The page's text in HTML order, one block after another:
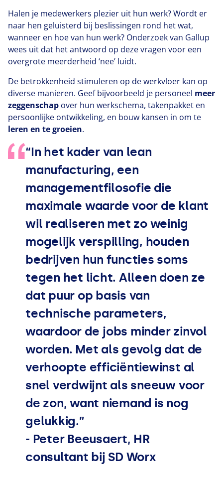
Halen je medewerkers plezier uit hun werk? Wordt er
naar hen geluisterd bij beslissingen rond het wat,
wanneer en hoe van hun werk? Onderzoek van Gallup
wees uit dat het antwoord op deze vragen voor een
overgrote meerderheid ‘nee’ luidt.
De betrokkenheid stimuleren op de werkvloer kan op
diverse manieren. Geef bijvoorbeeld je personeel meer
zeggenschap over hun werkschema, takenpakket en
persoonlijke ontwikkeling, en bouw kansen in om te
leren en te groeien.
“In het kader van lean
manufacturing, een
managementfilosofie die
maximale waarde voor de klant
wil realiseren met zo weinig
mogelijk verspilling, houden
bedrijven hun functies soms
tegen het licht. Alleen doen ze
dat puur op basis van
technische parameters,
waardoor de jobs minder zinvol
worden. Met als gevolg dat de
verhoopte efficiëntiewinst al
snel verdwijnt als sneeuw voor
de zon, want niemand is nog
gelukkig.”
- Peter Beeusaert, HR
consultant bijSDWorx